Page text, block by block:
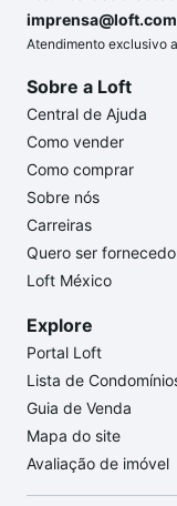
Atendimento exclusivo
Sobre a Loft
Central de Ajuda
Como vender
Como comprar
Sobre nós
Carreiras
Quero ser
Loft México
Explore
Portal Loft
Lista de
Guia de Venda
Mapa do site
Avaliação de imóvel